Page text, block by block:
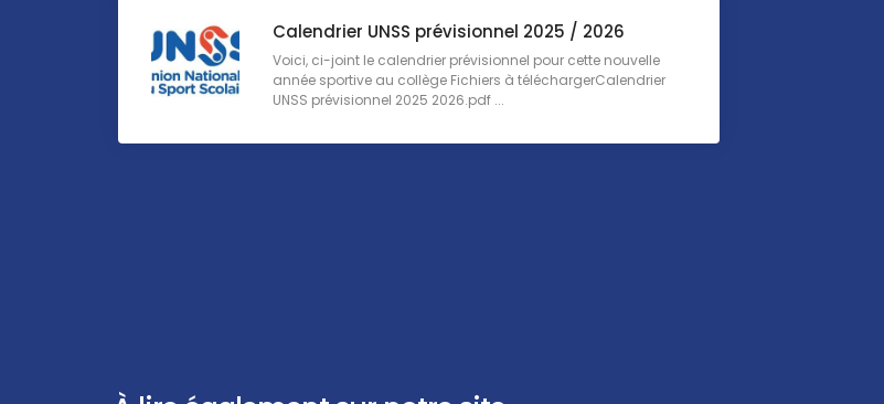
Calendrier UNSS prévisionnel 2025 / 2026
Voici, ci-joint le calendrier prévisionnel pour cette nouvelle
année sportive au collège Fichiers à téléchargerCalendrier
UNSS prévisionnel 2025 2026.pdf ...